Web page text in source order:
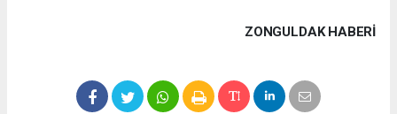
ZONGULDAK HABERİ